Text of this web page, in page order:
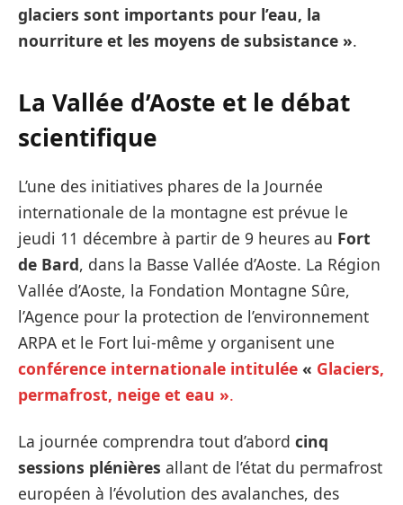
glaciers sont importants pour l’eau, la
nourriture et les moyens de subsistance ».
La Vallée d’Aoste et le débat
scientifique
L’une des initiatives phares de la Journée
internationale de la montagne est prévue le
jeudi 11 décembre à partir de 9 heures au Fort
de Bard, dans la Basse Vallée d’Aoste. La Région
Vallée d’Aoste, la Fondation Montagne Sûre,
l’Agence pour la protection de l’environnement
ARPA et le Fort lui-même y organisent une
conférence internationale intitulée « Glaciers,
permafrost, neige et eau ».
La journée comprendra tout d’abord cinq
sessions plénières allant de l’état du permafrost
européen à l’évolution des avalanches, des